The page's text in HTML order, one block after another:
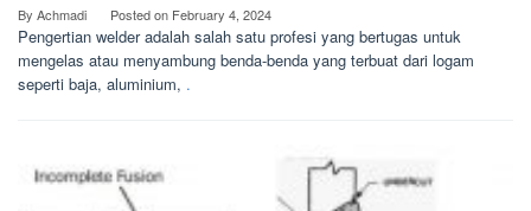
By Achmadi Posted on February 4, 2024
Pengertian welder adalah salah satu profesi yang bertugas untuk
mengelas atau menyambung benda-benda yang terbuat dari logam
seperti baja, aluminium, .